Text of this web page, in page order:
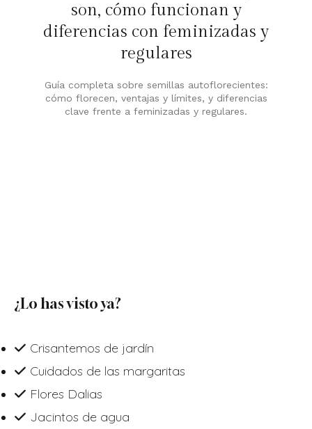
son, cómo funcionan y
diferencias con feminizadas y
regulares
Guía completa sobre semillas autoflorecientes:
cómo florecen, ventajas y límites, y diferencias
clave frente a feminizadas y regulares.
¿Lo has visto ya?
Crisantemos de jardín
Cuidados de las margaritas
Flores Dalias
Jacintos de agua